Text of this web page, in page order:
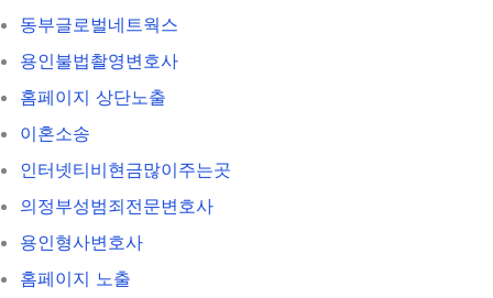
동부글로벌네트웍스
용인불법촬영변호사
홈페이지 상단노출
이혼소송
인터넷티비현금많이주는곳
의정부성범죄전문변호사
용인형사변호사
홈페이지 노출